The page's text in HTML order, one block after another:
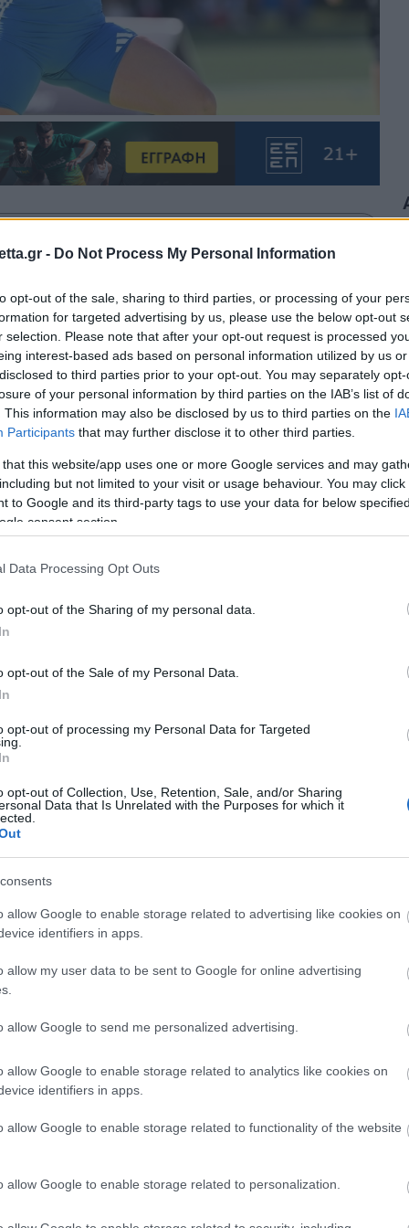
- Do Not Process My Personal Information
opt-out of the sale, sharing to third parties, or processing of your
for targeted advertising by us, please use the below opt-out
selection. Please note that after your opt-out request is processed
interest-based ads based on personal information utilized by us
to third parties prior to your opt-out. You may separately
of your personal information by third parties on the IAB’s list of
This information may also be disclosed by us to third parties on the
Participants that may further disclose it to other third parties.
that this website/app uses one or more Google services and may
but not limited to your visit or usage behaviour. You may
to Google and its third-party tags to use your data for below
consent section.
Data Processing Opt Outs
opt-out of the Sharing of my personal data.
opt-out of the Sale of my Personal Data.
opt-out of processing my Personal Data for Targeted
opt-out of Collection, Use, Retention, Sale, and/or Sharing
Data that Is Unrelated with the Purposes for which it
allow Google to enable storage related to advertising like cookies on
identifiers in apps.
allow my user data to be sent to Google for online advertising
allow Google to send me personalized advertising.
allow Google to enable storage related to analytics like cookies on
identifiers in apps.
allow Google to enable storage related to functionality of the website
allow Google to enable storage related to personalization.
στα αποτελέσματα αναζήτησης.
στην Google
του ακοντισμού Ελίνα
ομάδων στίβου στη Μαδρίτη.
η ΕλίναΤζένγκο, που κατάφερε να καταγράψει
πρωτάθλημα ομάδωνστίβουστη Μαδρίτη.
της με 60.06μ, που αποτέλεσε ουσιαστικά
στην τρίτη της βολή βελτιώθηκε με 62.23μ.
ήταν αρκετό για να της δώσει την πολυπόθητη
και την 11η στο σύνολο. Η επίδοση αυτή
που δείχνει να βρίσκεται σε πολύ καλή
διοργανώσεων του καλοκαιριού.
αγωνίστηκε στην Β σειρά και τερμάτισε σε 20.91,
τη14ηστο σύνολο.